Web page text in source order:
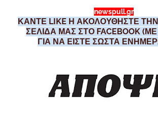
newspull.gr
ΚΑΝΤΕ LIKE Η ΑΚΟΛΟΥΘΗΣΤΕ
ΣΕΛΙΔΑ ΜΑΣ ΣΤΟ FACEBOOK
ΓΙΑ ΝΑ ΕΙΣΤΕ ΣΩΣΤΑ